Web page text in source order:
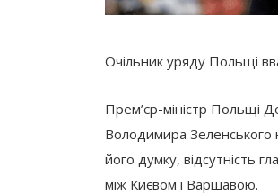
Очільник уряду Польщі
Прем’єр-міністр Польщі
Володимира Зеленського
його думку, відсутність
між Києвом і Варшавою.